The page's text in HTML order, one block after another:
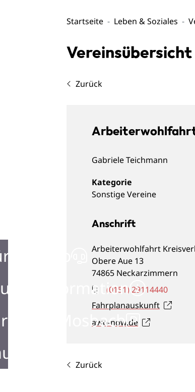
Startseite Leben & Soziales
Information
in Mosbach
in Mosbach
Vereinsübersicht
Zurück
Arbeiterwohlfahrt
GabrieleTeichmann
Sonstige Vereine
Anschrift
Arbeiterwohlfahrt
Obere Aue 13
74865 Neckarzimmern
Fahrplanauskunft
(0151) 29114440
awo-now.de
Zurück